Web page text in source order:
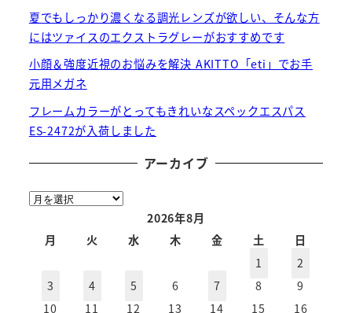
夏でもしっかり濃くなる調光レンズが欲しい、そんな方
にはツァイスのエクストラグレーがおすすめです
小顔＆強度近視のお悩みを解決 AKITTO「eti」でお手
元用メガネ
フレームカラーがとってもきれいなスペックエスパス
ES-2472が入荷しました
アーカイブ
ア
2026年8月
月
火 水 木 金 土
日
1
2
3
4 5 6 7 8
9
10
11 12 13 14 15 16